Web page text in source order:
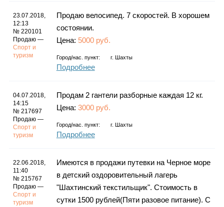
23.07.2018,
12:13
№ 220101
Продаю —
Спорт и
туризм
Продаю велосипед. 7 скоростей. В хорошем
состоянии.
Цена: 5000 руб.
Город/нас. пункт: г. Шахты
Подробнее
04.07.2018,
14:15
№ 217697
Продаю —
Спорт и
туризм
Продам 2 гантели разборные каждая 12 кг.
Цена: 3000 руб.
Город/нас. пункт: г. Шахты
Подробнее
22.06.2018,
11:40
№ 215767
Продаю —
Спорт и
туризм
Имеются в продажи путевки на Черное море
в детский оздоровительный лагерь
"Шахтинский текстильщик". Стоимость в
сутки 1500 рублей(Пяти разовое питание). С